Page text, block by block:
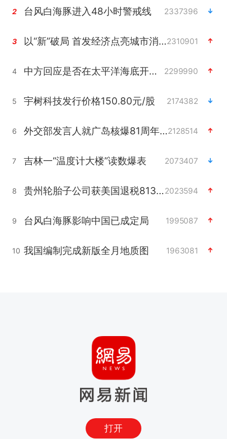
2 台风白海豚进入48小时警戒线 2337396
3 以“新”破局 首发经济点亮城市消费活力2310901
4 中方回应是否在太平洋海底开采稀土 2299990
5 宇树科技发行价格150.80元/股 2174382
6 外交部发言人就广岛核爆81周年等答记者问2128514
7 吉林一“温度计大楼”读数爆表 2073407
8 贵州轮胎子公司获美国退税8136万2023594
9 台风白海豚影响中国已成定局 1995087
10 我国编制完成新版全月地质图 1963081
打开